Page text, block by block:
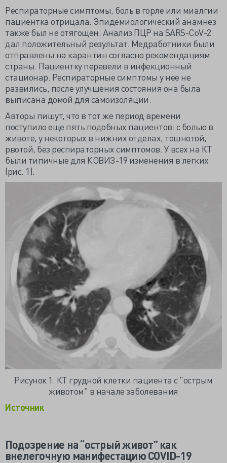
Респираторные симптомы, боль в горле или миалгии
пациентка отрицала. Эпидемиологический анамнез
также был не отягощен. Анализ ПЦР на SARS-CоV-2
дал положительный результат. Медработники были
отправлены на карантин согласно рекомендациям
страны. Пациентку перевели в инфекционный
стационар. Респираторные симптомы у нее не
развились, после улучшения состояния она была
выписана домой для самоизоляции.
Авторы пишут, что в тот же период времени
поступило еще пять подобных пациентов: с болью в
животе, у некоторых в нижних отделах, тошнотой,
рвотой, без респираторных симптомов. У всех на КТ
были типичные для КОВИЗ-19 изменения в легких
(рис. 1).
Рисунок 1. КТ грудной клетки пациента с "острым
животом" в начале заболевания
Источник
Подозрение на “острый живот” как
внелегочную манифестациюCOVID-19